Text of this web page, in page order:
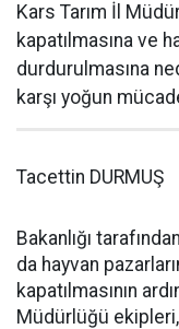
Kars Tarım İl
kapatılmasına ve
durdurulmasına
karşı yoğun
Tacettin DURMUŞ
Bakanlığı
da hayvan
kapatılmasının
Müdürlüğü